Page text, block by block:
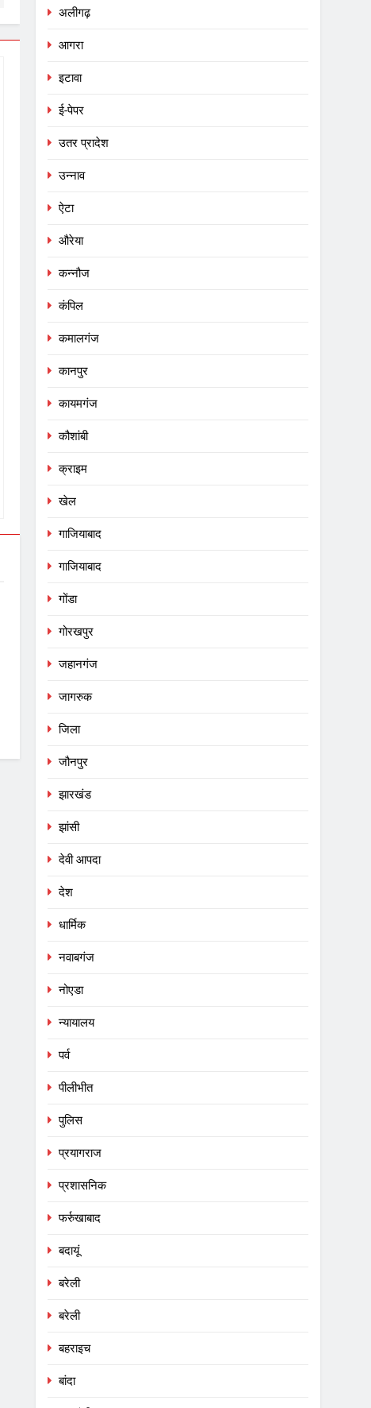
अलीगढ़
आगरा
इटावा
ई-पेपर
उतर प्रादेश
उन्नाव
ऐटा
औरेया
कन्नौज
कंपिल
कमालगंज
कानपुर
कायमगंज
कौशांबी
क्राइम
खेल
गाजियाबाद
गाजियाबाद
गोंडा
गोरखपुर
जहानगंज
जागरुक
जिला
जौनपुर
झारखंड
झांसी
देवी आपदा
देश
धार्मिक
नवाबगंज
नोएडा
न्यायालय
पर्व
पीलीभीत
पुलिस
प्रयागराज
प्रशासनिक
फर्रुखाबाद
बदायूं
बरेली
बरेली
बहराइच
बांदा